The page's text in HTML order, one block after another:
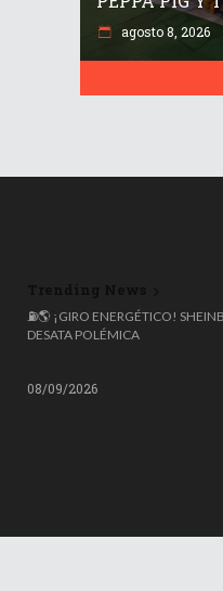
agosto 8, 2026
🌍 ESPAÑA ROZA LOS 50
NACIÓ FUERA: COLOMBIANOS,
08/09/2026